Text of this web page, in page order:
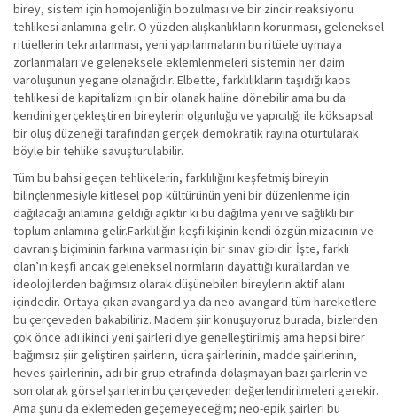
birey, sistem için homojenliğin bozulması ve bir zincir reaksiyonu
tehlikesi anlamına gelir. O yüzden alışkanlıkların korunması, geleneksel
ritüellerin tekrarlanması, yeni yapılanmaların bu ritüele uymaya
zorlanmaları ve geleneksele eklemlenmeleri sistemin her daim
varoluşunun yegane olanağıdır. Elbette, farklılıkların taşıdığı kaos
tehlikesi de kapitalizm için bir olanak haline dönebilir ama bu da
kendini gerçekleştiren bireylerin olgunluğu ve yapıcılığı ile köksapsal
bir oluş düzeneği tarafından gerçek demokratik rayına oturtularak
böyle bir tehlike savuşturulabilir.
Tüm bu bahsi geçen tehlikelerin, farklılığını keşfetmiş bireyin
bilinçlenmesiyle kitlesel pop kültürünün yeni bir düzenlenme için
dağılacağı anlamına geldiği açıktır ki bu dağılma yeni ve sağlıklı bir
toplum anlamına gelir.Farklılığın keşfi kişinin kendi özgün mizacının ve
davranış biçiminin farkına varması için bir sınav gibidir. İşte, farklı
olan’ın keşfi ancak geleneksel normların dayattığı kurallardan ve
ideolojilerden bağımsız olarak düşünebilen bireylerin aktif alanı
içindedir. Ortaya çıkan avangard ya da neo-avangard tüm hareketlere
bu çerçeveden bakabiliriz. Madem şiir konuşuyoruz burada, bizlerden
çok önce adı ikinci yeni şairleri diye genelleştirilmiş ama hepsi birer
bağımsız şiir geliştiren şairlerin, ücra şairlerinin, madde şairlerinin,
heves şairlerinin, adı bir grup etrafında dolaşmayan bazı şairlerin ve
son olarak görsel şairlerin bu çerçeveden değerlendirilmeleri gerekir.
Ama şunu da eklemeden geçemeyeceğim; neo-epik şairleri bu